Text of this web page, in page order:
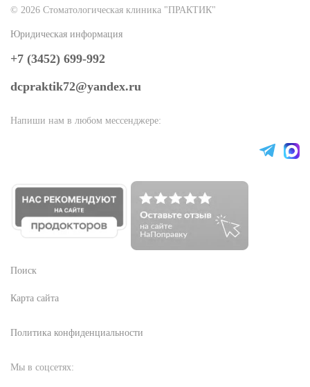
© 2026 Стоматологическая клиника "ПРАКТИК"
Юридическая информация
+7 (3452) 699-992
dcpraktik72@yandex.ru
Напиши нам в любом мессенджере:
Поиск
Карта сайта
Политика конфиденциальности
Мы в соцсетях: